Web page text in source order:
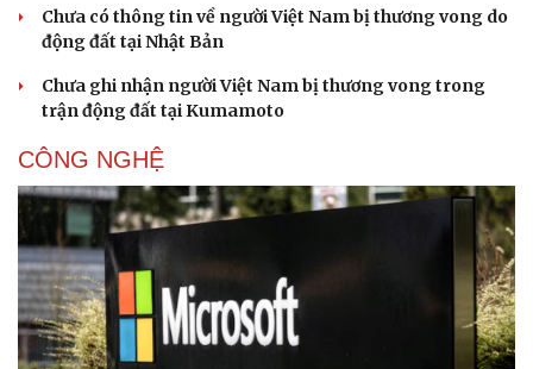
Chưa có thông tin về người Việt Nam bị thương vong do
động đất tại Nhật Bản
Chưa ghi nhận người Việt Nam bị thương vong trong
trận động đất tại Kumamoto
CÔNG NGHỆ